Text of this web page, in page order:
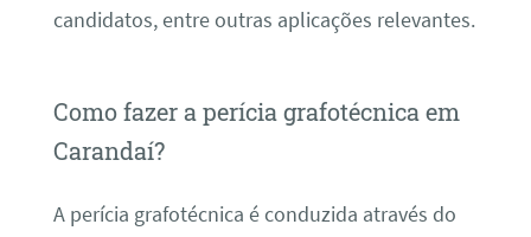
candidatos, entre outras aplicações relevantes.
Como fazer a perícia grafotécnica em
Carandaí?
A perícia grafotécnica é conduzida através do